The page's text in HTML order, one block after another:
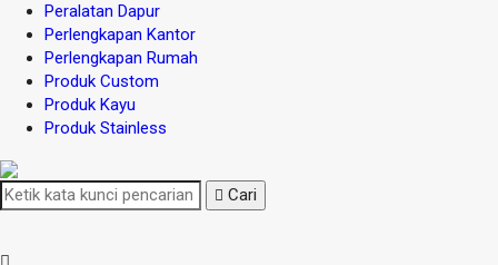
Peralatan Dapur
Perlengkapan Kantor
Perlengkapan Rumah
Produk Custom
Produk Kayu
Produk Stainless
Cari